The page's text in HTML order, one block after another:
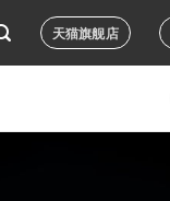
天猫旗舰店